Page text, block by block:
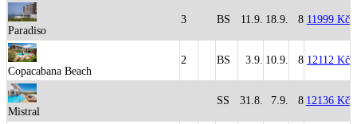
Paradiso
3 BS 11.9. 18.9. 8 11999 Kč
Copacabana Beach
2 BS 3.9. 10.9. 8 12112 Kč
Mistral
SS 31.8. 7.9. 8 12136 Kč